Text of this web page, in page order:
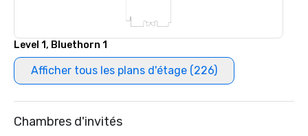
Level 1, Bluethorn 1
Afficher tous les plans d'étage (226)
Chambres d'invités